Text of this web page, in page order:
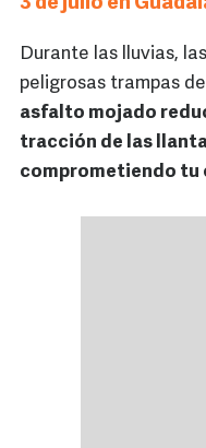
3 de julio en
Durante las lluvias,
peligrosas trampas
asfalto mojado
tracción de las
comprometiendo tu